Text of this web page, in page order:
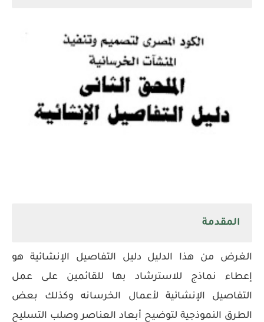
المقدمة
الغرض من هذا الدليل دليل التفاصيل الإنشائية هو
إعطاء نماذج للاسترشاد بها للقائمين على عمل
التفاصيل الإنشائية لأعمال الخرسانه وكذلك بعض
الطرق النموذجية لتوضيح أبعاد العناصر وصلب التسليح